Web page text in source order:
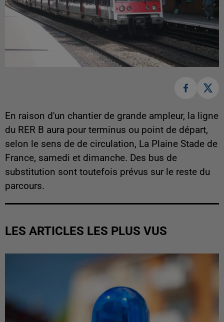
En raison d'un chantier de grande ampleur, la ligne
du RER B aura pour terminus ou point de départ,
selon le sens de de circulation, La Plaine Stade de
France, samedi et dimanche. Des bus de
substitution sont toutefois prévus sur le reste du
parcours.
LES ARTICLES LES PLUS VUS